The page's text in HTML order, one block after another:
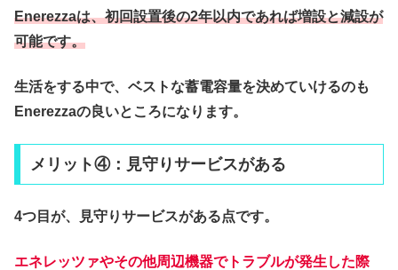
Enerezzaは、初回設置後の2年以内であれば増設と減設が
可能です。
生活をする中で、ベストな蓄電容量を決めていけるのも
Enerezzaの良いところになります。
メリット④：見守りサービスがある
4つ目が、見守りサービスがある点です。
エネレッツァやその他周辺機器でトラブルが発生した際